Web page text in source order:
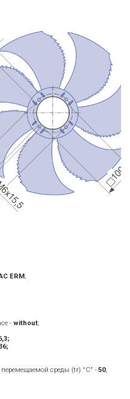
ERM;
- without;
среды (tr) °C" - 50;